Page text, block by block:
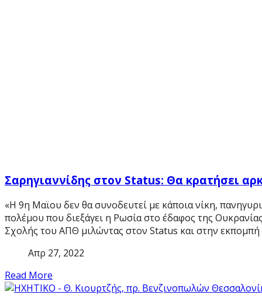
Σαρηγιαννίδης στον Status: Θα κρατήσει
«Η 9η Μαϊου δεν θα συνοδευτεί με κάποια νίκη,
πολέμου που διεξάγει η Ρωσία στο έδαφος της
Σχολής του ΑΠΘ μιλώντας στον Status και στην εκπομπή
Απρ 27, 2022
Read More